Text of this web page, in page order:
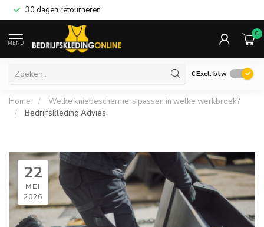
30 dagen retourneren
MENU
0
€Excl. btw
Home /
Welke kniebeschermers passen in welke werkbroek?
/
Bedrijfskleding Advies
22
MEI
2026